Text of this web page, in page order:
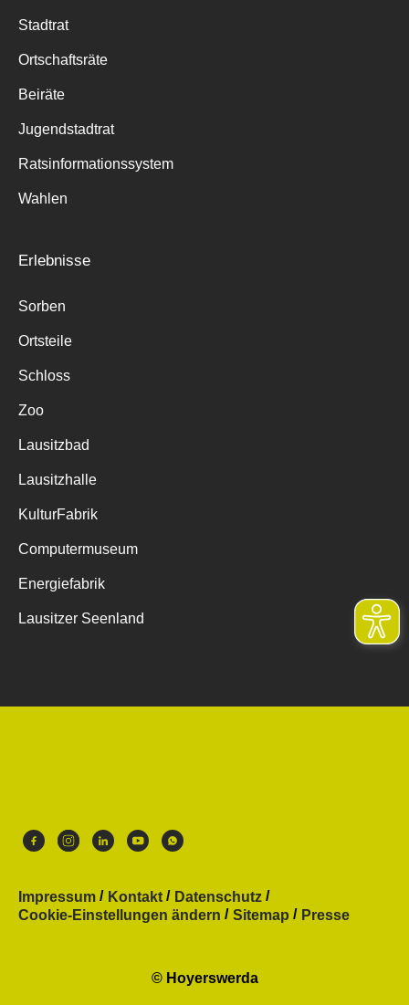
Stadtrat
Ortschaftsräte
Beiräte
Jugendstadtrat
Ratsinformationssystem
Wahlen
Erlebnisse
Sorben
Ortsteile
Schloss
Zoo
Lausitzbad
Lausitzhalle
KulturFabrik
Computermuseum
Energiefabrik
Lausitzer Seenland
Impressum Kontakt
Datenschutz
Cookie-Einstellungen ändern
Sitemap Presse
© Hoyerswerda